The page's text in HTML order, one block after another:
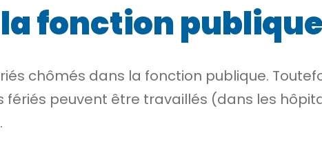
fonction publique
chômés dans la fonction publique.
peuvent être travaillés (dans les